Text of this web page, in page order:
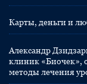
Карты, деньги и
Александр
клиник «Биочек»,
методы лечения